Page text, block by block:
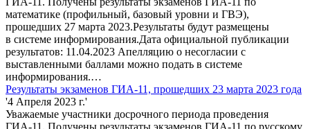
математике (профильный, базовый уровни и ГВЭ),
прошедших 27 марта 2023.Результаты будут размещены
в системе информирования.Дата официальной публикации
результатов: 11.04.2023 Апелляцию о несогласии с
выставленными баллами можно подать в системе
информирования.…
Результаты экзаменов ГИА-11, прошедших 23 марта 2023 года
'4 Апреля 2023 г.'
Уважаемые участники досрочного периода проведения